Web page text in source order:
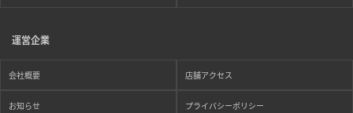
運営企業
会社概要 店舗アクセス
お知らせ プライバシーポリシー